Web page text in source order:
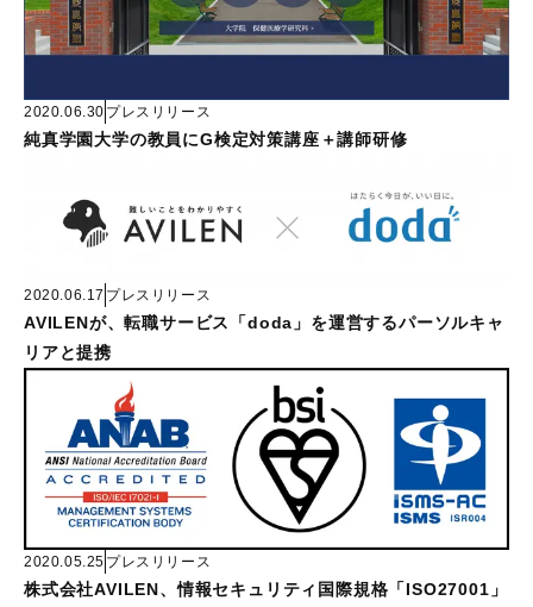
2020.06.30 プレスリリース
純真学園大学の教員にG検定対策講座＋講師研修
2020.06.17 プレスリリース
AVILENが、転職サービス「doda」を運営するパーソルキャ
リアと提携
2020.05.25 プレスリリース
株式会社AVILEN、情報セキュリティ国際規格「ISO27001」